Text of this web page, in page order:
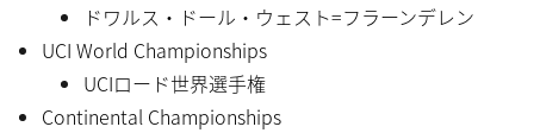
ドワルス・ドール・ウェスト=フラーンデレン
UCI World Championships
UCIロード世界選手権
Continental Championships